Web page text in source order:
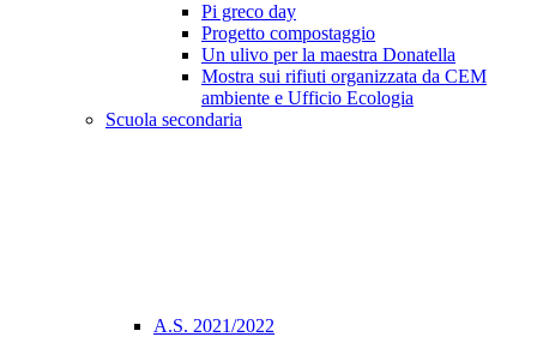
Pi greco day
Progetto compostaggio
Un ulivo per la maestra Donatella
Mostra sui rifiuti organizzata da CEM
ambiente e Ufficio Ecologia
Scuola secondaria
A.S. 2021/2022